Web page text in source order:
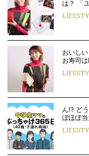
は？ 「
おいし
お寿司
ん!? ど
ぼほぼ